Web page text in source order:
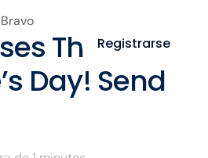
Registrarse
This
Day! Send